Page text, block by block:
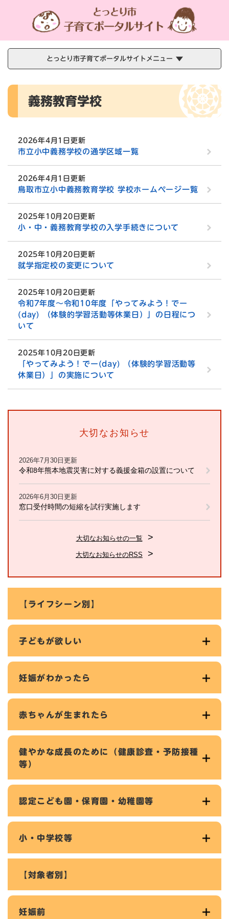
メニューを飛ばして本文へ
とっとり市子育てポータルサイトメニュー
本
義務教育学校
2026年4月1日更新
市立小中義務学校の通学区域一覧
2026年4月1日更新
鳥取市立小中義務教育学校 学校ホームページ一覧
2025年10月20日更新
小・中・義務教育学校の入学手続きについて
2025年10月20日更新
就学指定校の変更について
2025年10月20日更新
令和7年度～令和10年度「やってみよう！でー
(day) （体験的学習活動等休業日）」の日程につ
いて
2025年10月20日更新
「やってみよう！でー(day) （体験的学習活動等
休業日）」の実施について
大切なお知らせ
2026年7月30日更新
令和8年熊本地震災害に対する義援金箱の設置について
2026年6月30日更新
窓口受付時間の短縮を試行実施します
大切なお知らせの一覧
大切なお知らせのRSS
【ライフシーン別】
子どもが欲しい
妊娠がわかったら
赤ちゃんが生まれたら
健やかな成長のために（健康診査・予防接種
等）
認定こども園・保育園・幼稚園等
小・中学校等
【対象者別】
妊娠前